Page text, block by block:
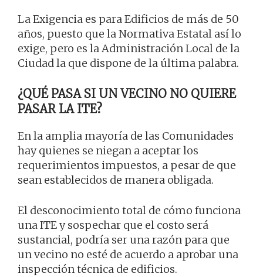
La Exigencia es para Edificios de más de 50
años, puesto que la Normativa Estatal así lo
exige, pero es la Administración Local de la
Ciudad la que dispone de la última palabra.
¿QUÉ PASA SI UN VECINO NO QUIERE
PASAR LA ITE?
En la amplia mayoría de las Comunidades
hay quienes se niegan a aceptar los
requerimientos impuestos, a pesar de que
sean establecidos de manera obligada.
El desconocimiento total de cómo funciona
una ITE y sospechar que el costo será
sustancial, podría ser una razón para que
un vecino no esté de acuerdo a aprobar una
inspección técnica de edificios.